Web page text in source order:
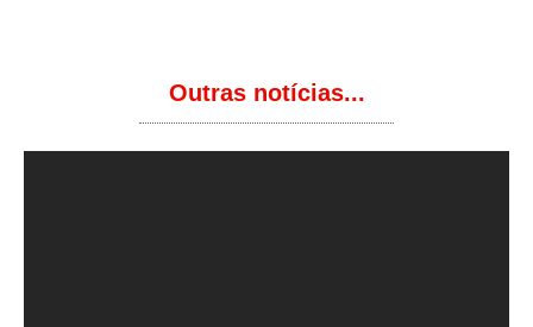
Outras notícias...